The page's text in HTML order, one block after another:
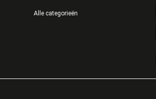
Alle categorieën